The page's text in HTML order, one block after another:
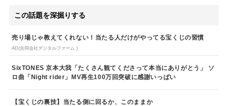
この話題を深掘りする
売り場じゃ教えてくれない！当たる人だけがやってる宝くじの習慣
AD(合同会社デジタルファーム )
SixTONES 京本大我「たくさん観てくださって本当にありがとう」 ソ
ロ曲「Night rider」MV再生100万回突破に感謝いっぱい
【宝くじの裏技】当たる側に回るか、このままか